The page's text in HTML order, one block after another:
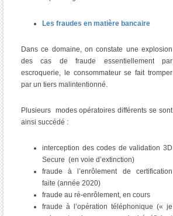
Les fraudes en matière bancaire
Dans ce domaine, on constate une explosion
des cas de fraude essentiellement par
escroquerie, le consommateur se fait tromper
par un tiers malintentionné.
Plusieurs modes opératoires différents se sont
ainsi succédé :
interception des codes de validation 3D
Secure (en voie d’extinction)
fraude à l’enrôlement de certification
faite (année 2020)
fraude au ré-enrôlement, en cours
fraude à l’opération téléphonique (« je